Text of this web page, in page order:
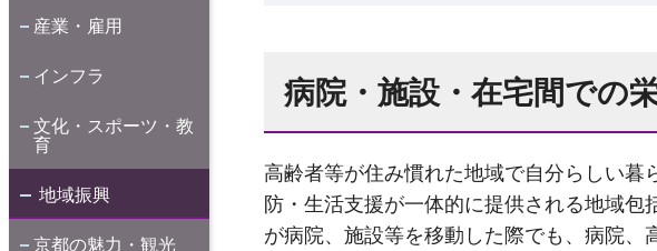
産業・雇用
インフラ
文化・スポーツ・教
育
地域振興
京都の魅力・観光
病院・施設・在宅間での
高齢者等が住み慣れた地域で自分らしい
防・生活支援が一体的に提供される地域
が病院、施設等を移動した際でも、病院